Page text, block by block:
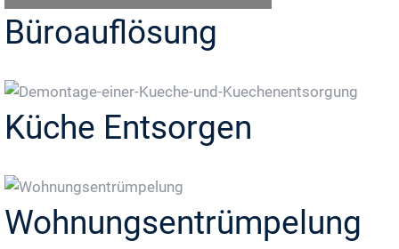
Büroauflösung
Küche Entsorgen
Wohnungsentrümpelung